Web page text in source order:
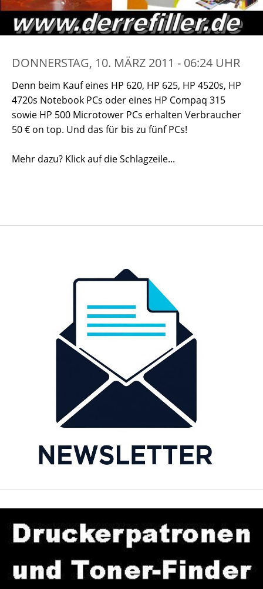
DONNERSTAG, 10. MÄRZ 2011 - 06:24 UHR
Denn beim Kauf eines HP 620, HP 625, HP 4520s, HP
4720s Notebook PCs oder eines HP Compaq 315
sowie HP 500 Microtower PCs erhalten Verbraucher
50 € on top. Und das für bis zu fünf PCs!
Mehr dazu? Klick auf die Schlagzeile...